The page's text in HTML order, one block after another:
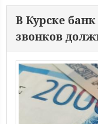
В Курске
звонков